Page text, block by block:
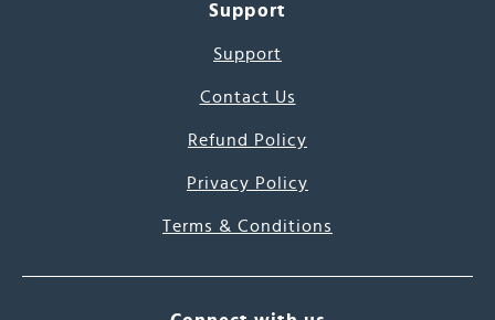
Support
Support
Contact Us
Refund Policy
Privacy Policy
Terms & Conditions